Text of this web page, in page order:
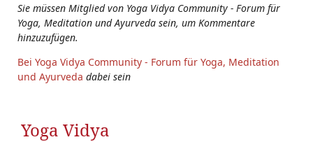
Sie müssen Mitglied von Yoga Vidya Community - Forum für
Yoga, Meditation und Ayurveda sein, um Kommentare
hinzuzufügen.
Bei Yoga Vidya Community - Forum für Yoga, Meditation
und Ayurveda dabei sein
Yoga Vidya